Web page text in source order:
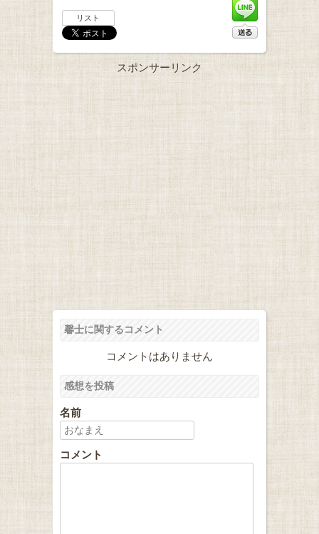
リスト
スポンサーリンク
馨士に関するコメント
コメントはありません
感想を投稿
名前
コメント